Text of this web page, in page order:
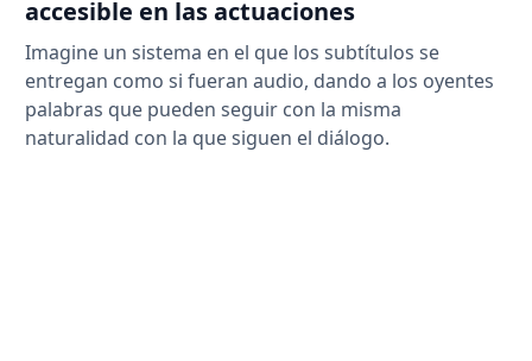
accesible en las actuaciones
Imagine un sistema en el que los subtítulos se
entregan como si fueran audio, dando a los oyentes
palabras que pueden seguir con la misma
naturalidad con la que siguen el diálogo.